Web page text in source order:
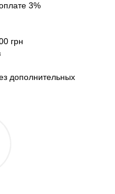
3%
грн
дополнительных